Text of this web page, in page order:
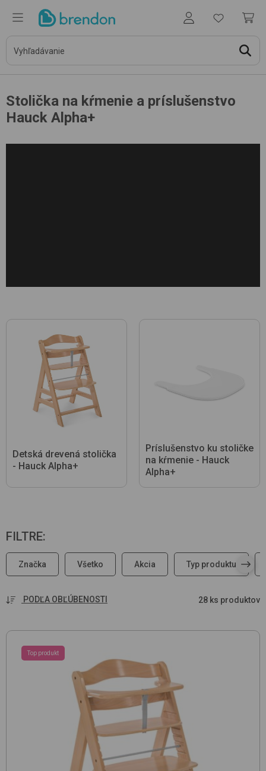
Stolička na kŕmenie a príslušenstvo
Hauck Alpha+
Detská drevená stolička
- Hauck Alpha+
Príslušenstvo ku stoličke
na kŕmenie - Hauck
Alpha+
FILTRE:
Značka Všetko Akcia Typ produktu
PODĽA OBĽÚBENOSTI 28 ks produktov
Top produkt